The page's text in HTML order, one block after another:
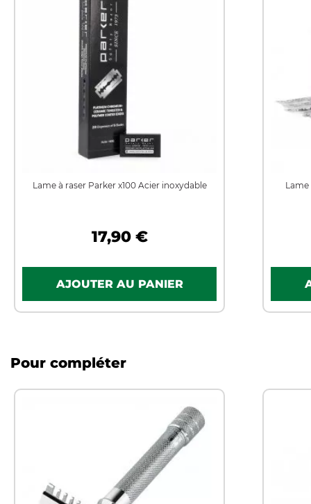
Lame à raser Parker x100 Acier inoxydable
17,90 €
Lame
Pour compléter